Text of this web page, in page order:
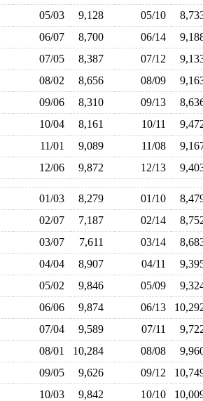
05/03 9,128 05/10
06/07 8,700 06/14
07/05 8,387 07/12
08/02 8,656 08/09
09/06 8,310 09/13
10/04 8,161 10/11
11/01 9,089 11/08
12/06 9,872 12/13
01/03 8,279 01/10
02/07 7,187 02/14
03/07 7,611 03/14
04/04 8,907 04/11
05/02 9,846 05/09
06/06 9,874 06/13
07/04 9,589 07/11
08/01 10,284 08/08
09/05 9,626 09/12
10/03 9,842 10/10